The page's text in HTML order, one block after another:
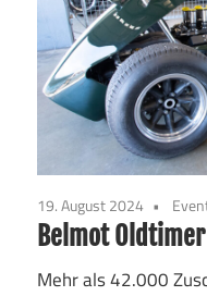
19. August 2024
Belmot
Mehr als 42.000